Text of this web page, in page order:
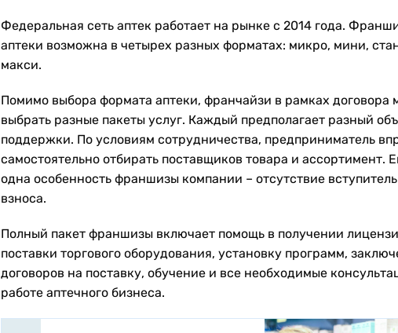
Федеральная сеть аптек работает на рынке с 2014 года.
аптеки возможна в четырех разных форматах: микро, мини,
макси.
Помимо выбора формата аптеки, франчайзи в рамках договора
выбрать разные пакеты услуг. Каждый предполагает разный
поддержки. По условиям сотрудничества, предприниматель
самостоятельно отбирать поставщиков товара и ассортимент.
одна особенность франшизы компании – отсутствие
взноса.
Полный пакет франшизы включает помощь в получении
поставки торгового оборудования, установку программ,
договоров на поставку, обучение и все необходимые
работе аптечного бизнеса.